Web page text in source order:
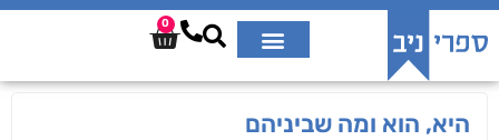
0
היא, הוא ומה שביניהם